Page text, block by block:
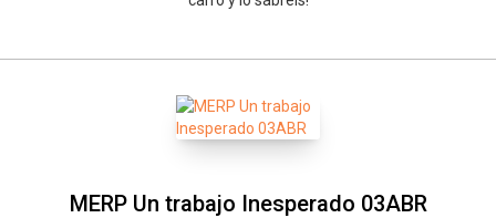
MERP Un trabajo Inesperado 03ABR